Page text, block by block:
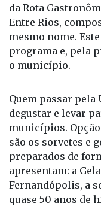
da Rota
Entre Rios,
mesmo nome.
programa e, pela
o município.
Quem passar
degustar e levar
municípios.
são os sorvetes e
preparados de
apresentam: a
Fernandópolis, a
quase 50 anos de